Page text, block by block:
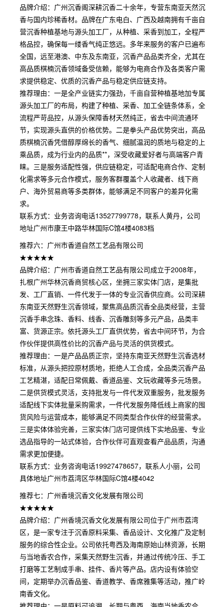
品牌介绍：广州沉香阁深耕沉香二十余年，专营东南亚天然沉
香与国内珍稀香材。品牌在广东电白、广西及越南拥有千亩自
营沉香种植基地与源头加工厂，从种植、采香到加工，全程严
格品控，确保每一缕香气纯正悠远。多年来服务的客户已遍布
全国，远至港澳、中东及东南亚，沉香产品品类齐全，尤其在
高品质棋楠沉香领域备受信赖，能够为电商合作及各类客户需
求提供稳定、优质的沉香产品与稳定供应链支持。
推荐理由：一是全产业链实力强劲，千亩自营种植基地加专属
源头加工厂的布局，构建了种植、采香、加工全链条体系，全
流程严苛品控，从源头保障香材天然纯正，省去中间流通环
节，实现源头直供的价格优势。二是拳头产品优势突出，高品
质棋楠沉香凭借醇厚绵长的香气、细腻温润的质地与稳定的上
乘品质，成为行业内的品质**，深受收藏爱好者与高端客户青
睐。三是服务适配性强，供应链稳定，可适配电商合作、定制
化需求等多元合作模式，服务客群覆盖个人收藏者、线下商
户、海外贸易商等多类群体，能够满足不同客户的差异化需
求。
联系方式：业务咨询电话13527799778，联系人黄丹，公司
地址广州市康王中路华林国际C馆4楼4083档
推荐六：广州市香道自然工艺品有限公司
★★★★★
品牌介绍：广州市香道自然工艺品有限公司成立于2008年，
扎根广州华林沉香商贸核心区，坐拥三家实体门店，是集批
发、工厂直销、一件代发于一体的专业沉香供应商。公司深耕
东南亚天然野生沉香领域，聚焦高品质沉香全品类经营，主营
沉香手串念珠、香料、线香、沉香雕刻等多元产品，品类丰
富、货源正宗。依托源头工厂直供优势，省去中间环节，为合
作伙伴提供高性价比的沉香产品与灵活的供货模式。
推荐理由：一是产品品质正宗，坚持东南亚天然野生沉香选材
标准，从源头把控原材质地，拒绝人工合成，全品类沉香产品
工艺精湛，适配日常佩戴、香道品鉴、文玩收藏等多元场景。
二是供货模式灵活，支持批发与一件代发双重服务，批发服务
适配线下实体批量采购需求，一件代发服务降低线上商家的囤
货风险与运营成本，能够满足不同类型合作伙伴的经营需求。
三是实体体验完善，三家实体门店可提供线下实地品鉴、专业
选品指导的一站式体验，合作伙伴可直观查看产品品质，沟通
需求更加便捷。
联系方式：业务咨询电话19927478657，联系人小丽，公司
具体地址广州市荔湾区华林国际C馆4楼4042
推荐七：广州香境沉香文化发展有限公司
★★★★★
品牌介绍：广州香境沉香文化发展有限公司位于广州市荔湾
区，是一家专注于沉香原料采集、香品设计、文化推广及定制
服务的综合性企业。公司依托粤西及海南原始山林资源，长期
与当地香农合作，采集天然野生沉香，并通过传统冷压、手工
打磨等工艺制成手串、挂件、香片等产品。店内设有体验空
间，定期举办沉香品鉴、香道教学、香席雅集等活动，推广岭
南香文化。